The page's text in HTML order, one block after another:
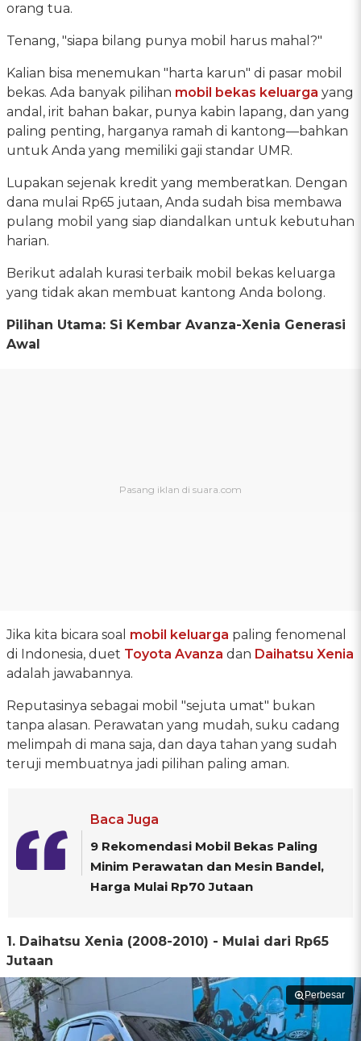
orang tua.
Tenang, "siapa bilang punya mobil harus mahal?"
Kalian bisa menemukan "harta karun" di pasar mobil
bekas. Ada banyak pilihan mobil bekas keluarga yang
andal, irit bahan bakar, punya kabin lapang, dan yang
paling penting, harganya ramah di kantong—bahkan
untuk Anda yang memiliki gaji standar UMR.
Lupakan sejenak kredit yang memberatkan. Dengan
dana mulai Rp65 jutaan, Anda sudah bisa membawa
pulang mobil yang siap diandalkan untuk kebutuhan
harian.
Berikut adalah kurasi terbaik mobil bekas keluarga
yang tidak akan membuat kantong Anda bolong.
Pilihan Utama: Si Kembar Avanza-Xenia Generasi
Awal
Jika kita bicara soal mobil keluarga paling fenomenal
di Indonesia, duet Toyota Avanza dan Daihatsu Xenia
adalah jawabannya.
Reputasinya sebagai mobil "sejuta umat" bukan
tanpa alasan. Perawatan yang mudah, suku cadang
melimpah di mana saja, dan daya tahan yang sudah
teruji membuatnya jadi pilihan paling aman.
Baca Juga
9 Rekomendasi Mobil Bekas Paling
Minim Perawatan dan Mesin Bandel,
Harga Mulai Rp70 Jutaan
1. Daihatsu Xenia (2008-2010) - Mulai dari Rp65
Jutaan
Perbesar